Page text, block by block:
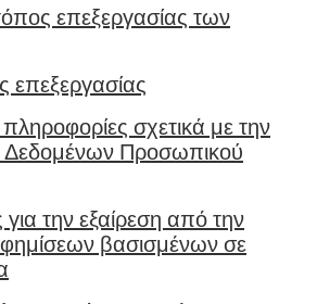
επεξεργασίας των
επεξεργασίας
σχετικά με την
Δεδομένων Προσωπικού
την εξαίρεση από την
βασισμένων σε